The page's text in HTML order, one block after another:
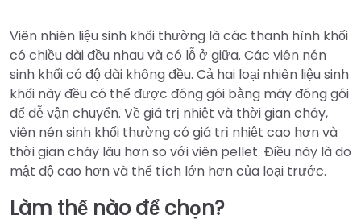
Viên nhiên liệu sinh khối thường là các thanh hình khối
có chiều dài đều nhau và có lỗ ở giữa. Các viên nén
sinh khối có độ dài không đều. Cả hai loại nhiên liệu sinh
khối này đều có thể được đóng gói bằng máy đóng gói
để dễ vận chuyển. Về giá trị nhiệt và thời gian cháy,
viên nén sinh khối thường có giá trị nhiệt cao hơn và
thời gian cháy lâu hơn so với viên pellet. Điều này là do
mật độ cao hơn và thể tích lớn hơn của loại trước.
Làm thế nào để chọn?